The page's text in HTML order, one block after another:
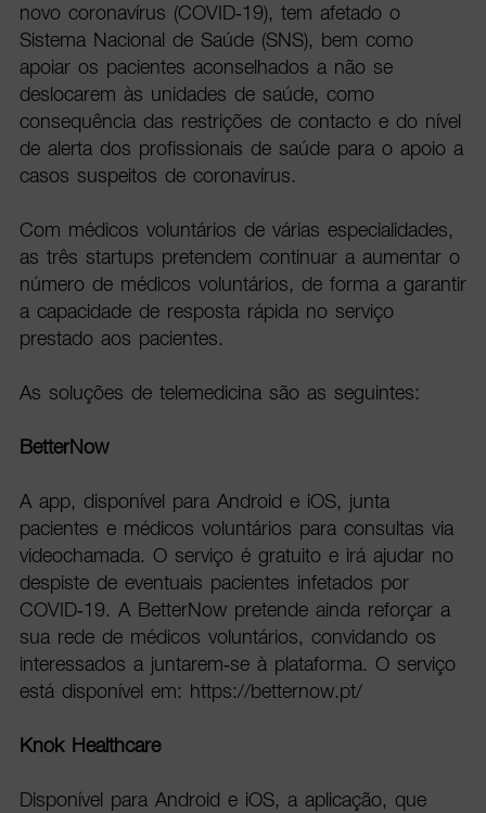
novo coronavírus (COVID-19), tem afetado o
Sistema Nacional de Saúde (SNS), bem como
apoiar os pacientes aconselhados a não se
deslocarem às unidades de saúde, como
consequência das restrições de contacto e do nível
de alerta dos profissionais de saúde para o apoio a
casos suspeitos de coronavírus.
Com médicos voluntários de várias especialidades,
as três startups pretendem continuar a aumentar o
número de médicos voluntários, de forma a garantir
a capacidade de resposta rápida no serviço
prestado aos pacientes.
As soluções de telemedicina são as seguintes:
BetterNow
A app, disponível para Android e iOS, junta
pacientes e médicos voluntários para consultas via
videochamada. O serviço é gratuito e irá ajudar no
despiste de eventuais pacientes infetados por
COVID-19. A BetterNow pretende ainda reforçar a
sua rede de médicos voluntários, convidando os
interessados a juntarem-se à plataforma. O serviço
está disponível em: https://betternow.pt/
Knok Healthcare
Disponível para Android e iOS, a aplicação, que